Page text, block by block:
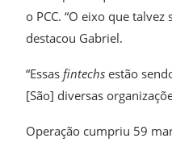
o PCC. “O eixo que
destacou Gabriel.
“Essas fintechs estão
[São] diversas
Operação cumpriu 59